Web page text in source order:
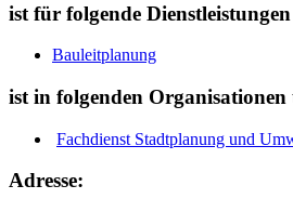
ist für folgende
Bauleitplanung
ist in folgenden Organisationen
Fachdienst Stadtplanung und
Adresse: